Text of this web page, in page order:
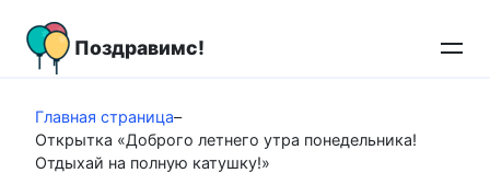
контенту
Поздравимс!
Главная страница–
Открытка «Доброго летнего утра понедельника!
Отдыхай на полную катушку!»